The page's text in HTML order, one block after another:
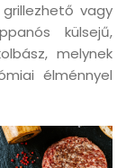
vagy
külsejű,
melynek
élménnyel